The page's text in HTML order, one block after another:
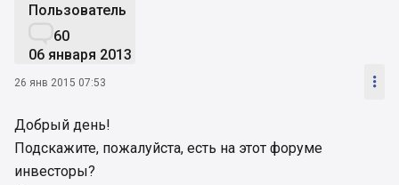
Пользователь
60
06 января 2013
26 янв 2015 07:53 
Добрый день!
Подскажите, пожалуйста, есть на этот форуме
инвесторы?